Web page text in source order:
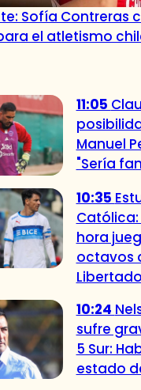
Sofía Contreras
el atletismo
11:05
Manuel
"Sería
10:35
hora
octavos
10:24
sufre
5 Sur:
estado